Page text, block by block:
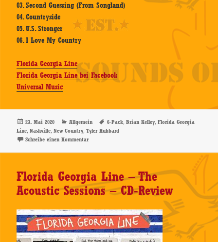
03. Second Guessing (From Songland)
04. Countryside
05. U.S. Stronger
06. I Love My Country
Florida Georgia Line
Florida Georgia Line bei Facebook
Universal Music
Veröffentlicht
am
23. Mai 2020 Kategorien
Allgemein Schlagwörter
6-Pack,Brian Kelley,Florida Georgia
Line,Nashville,New Country,Tyler Hubbard
Schreibe einen Kommentarzu Florida Georgia Line – 6-Pack – EP-Review
Florida Georgia Line – The
Acoustic Sessions – CD-Review